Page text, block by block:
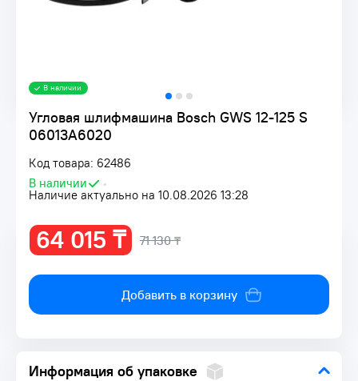
Угловая шлифмашина Bosch GWS 12-125 S
06013A6020
Код товара: 62486
В наличии
•
Наличие актуально на 10.08.2026 13:28
В наличии
64 015 ₸ 71 130 ₸
Добавить в корзину
Информация об упаковке